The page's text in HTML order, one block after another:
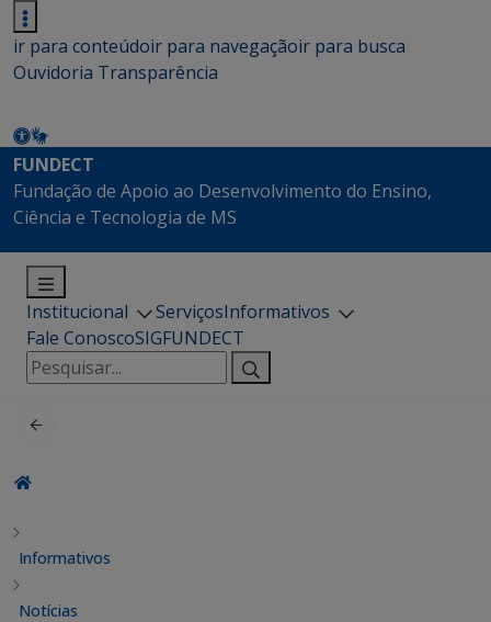
ir para conteúdoir para navegaçãoir para busca
Ouvidoria Transparência
FUNDECT
Fundação de Apoio ao Desenvolvimento do Ensino,
Ciência e Tecnologia de MS
Institucional ServiçosInformativos
Fale ConoscoSIGFUNDECT
Pesquisar
por:
Informativos
Notícias